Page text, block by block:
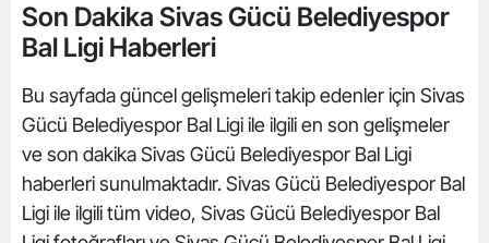
Son Dakika Sivas Gücü Belediyespor
Bal Ligi Haberleri
Bu sayfada güncel gelişmeleri takip edenler için Sivas
Gücü Belediyespor Bal Ligi ile ilgili en son gelişmeler
ve son dakika Sivas Gücü Belediyespor Bal Ligi
haberleri sunulmaktadır. Sivas Gücü Belediyespor Bal
Ligi ile ilgili tüm video, Sivas Gücü Belediyespor Bal